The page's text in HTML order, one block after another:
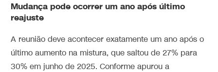
Mudança pode ocorrer um ano após último
reajuste
A reunião deve acontecer exatamente um ano após o
último aumento na mistura, que saltou de 27% para
30% em junho de 2025. Conforme apurou a